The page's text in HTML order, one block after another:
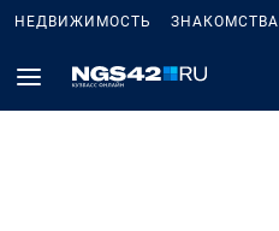
НЕДВИЖИМОСТЬ ЗНАКОМСТВА